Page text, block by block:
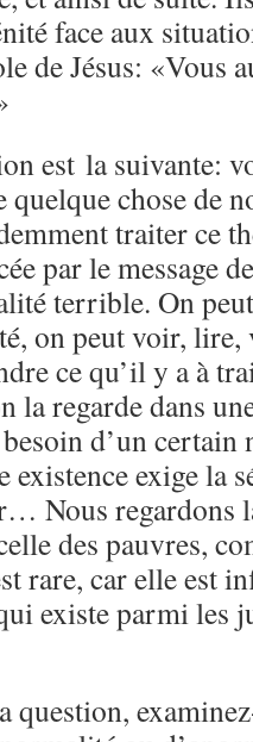
face aux
de Jésus: «Vous
est la suivante:
quelque chose de
traiter ce
par le message
terrible. On
on peut voir,
ce qu’il y a à
la regarde dans
d’un certain
exige la
Nous regardons
des pauvres,
rare, car elle est
existe parmi les
question,